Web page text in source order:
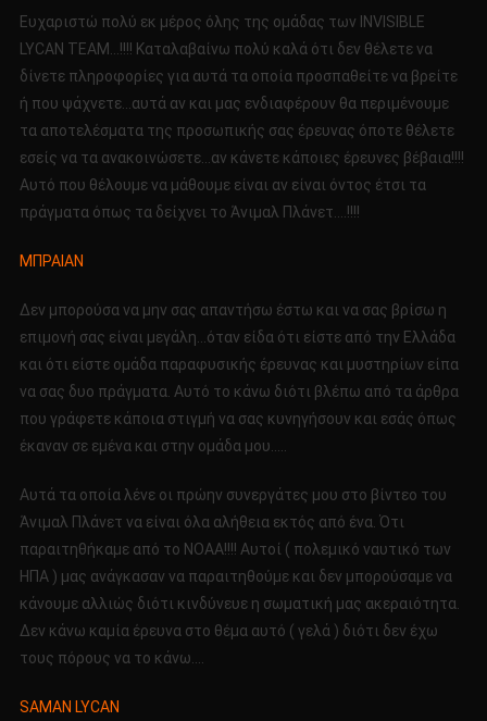
Ευχαριστώ πολύ εκ μέρος όλης της ομάδας των INVISIBLE
LYCAN TEAM…!!!! Καταλαβαίνω πολύ καλά ότι δεν θέλετε να
δίνετε πληροφορίες για αυτά τα οποία προσπαθείτε να βρείτε
ή που ψάχνετε…αυτά αν και μας ενδιαφέρουν θα περιμένουμε
τα αποτελέσματα της προσωπικής σας έρευνας όποτε θέλετε
εσείς να τα ανακοινώσετε…αν κάνετε κάποιες έρευνες βέβαια!!!!
Αυτό που θέλουμε να μάθουμε είναι αν είναι όντος έτσι τα
πράγματα όπως τα δείχνει το Άνιμαλ Πλάνετ….!!!!
ΜΠΡΑΙΑΝ
Δεν μπορούσα να μην σας απαντήσω έστω και να σας βρίσω η
επιμονή σας είναι μεγάλη…όταν είδα ότι είστε από την Ελλάδα
και ότι είστε ομάδα παραφυσικής έρευνας και μυστηρίων είπα
να σας δυο πράγματα. Αυτό το κάνω διότι βλέπω από τα άρθρα
που γράφετε κάποια στιγμή να σας κυνηγήσουν και εσάς όπως
έκαναν σε εμένα και στην ομάδα μου…..
Αυτά τα οποία λένε οι πρώην συνεργάτες μου στο βίντεο του
Άνιμαλ Πλάνετ να είναι όλα αλήθεια εκτός από ένα. Ότι
παραιτηθήκαμε από το ΝΟΑΑ!!!! Αυτοί ( πολεμικό ναυτικό των
ΗΠΑ ) μας ανάγκασαν να παραιτηθούμε και δεν μπορούσαμε να
κάνουμε αλλιώς διότι κινδύνευε η σωματική μας ακεραιότητα.
Δεν κάνω καμία έρευνα στο θέμα αυτό ( γελά ) διότι δεν έχω
τους πόρους να το κάνω….
SAMAN LYCAN